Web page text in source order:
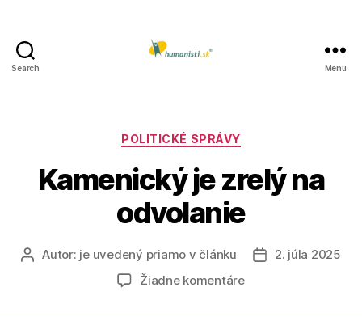
Search Menu
Kategórie
POLITICKÉ SPRÁVY
Kamenický je zrelý na
odvolanie
AutorAutor: je uvedený priamo v článku
Dátum
2. júla 2025
Žiadne komentárena